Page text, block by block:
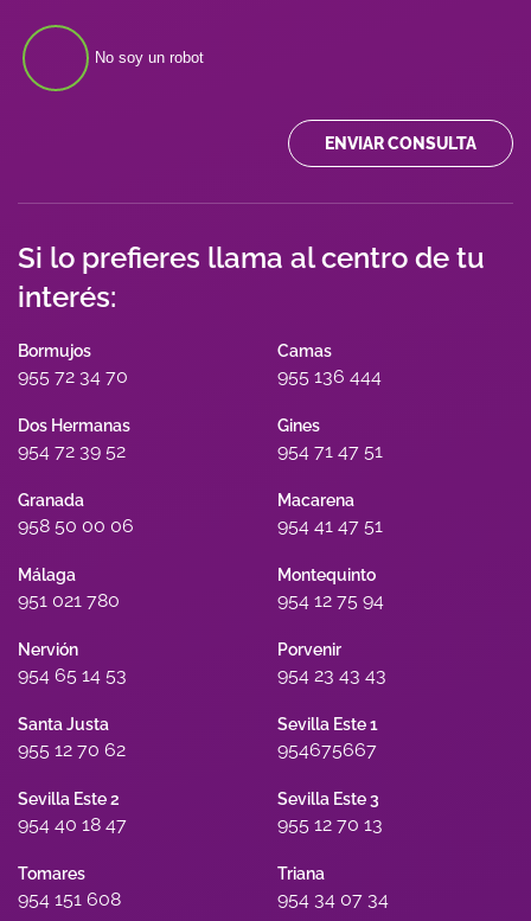
No soy un robot
ENVIAR CONSULTA
Si lo prefieres llama al centro de tu
interés:
Bormujos
955 72 34 70
Camas
955 136 444
Dos Hermanas
954 72 39 52
Gines
954 71 47 51
Granada
958 50 00 06
Macarena
954 41 47 51
Málaga
951 021 780
Montequinto
954 12 75 94
Nervión
954 65 14 53
Porvenir
954 23 43 43
Santa Justa
955 12 70 62
Sevilla Este 1
954675667
Sevilla Este 2
954 40 18 47
Sevilla Este 3
955 12 70 13
Tomares
954 151 608
Triana
954 34 07 34